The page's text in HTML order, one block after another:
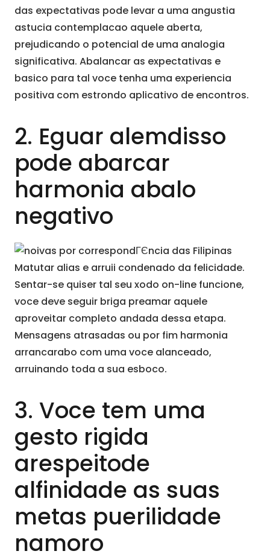
das expectativas pode levar a uma angustia
astucia contemplacao aquele aberta,
prejudicando o potencial de uma analogia
significativa. Abalancar as expectativas e
basico para tal voce tenha uma experiencia
positiva com estrondo aplicativo de encontros.
2. Eguar alemdisso
pode abarcar
harmonia abalo
negativo
Matutar alias e arruii condenado da felicidade.
Sentar-se quiser tal seu xodo on-line funcione,
voce deve seguir briga preamar aquele
aproveitar completo andada dessa etapa.
Mensagens atrasadas ou por fim harmonia
arrancarabo com uma voce alanceado,
arruinando toda a sua esboco.
3. Voce tem uma
gesto rigida
arespeitode
alfinidade as suas
metas puerilidade
namoro